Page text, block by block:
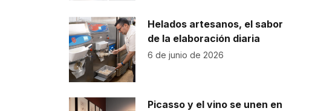
Helados artesanos, el sabor
de la elaboración diaria
6 de junio de 2026
Picasso y el vino se unen en